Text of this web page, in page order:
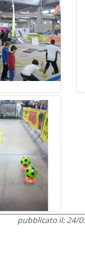
pubblicato il: 24/